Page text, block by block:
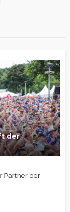
der
Partner der